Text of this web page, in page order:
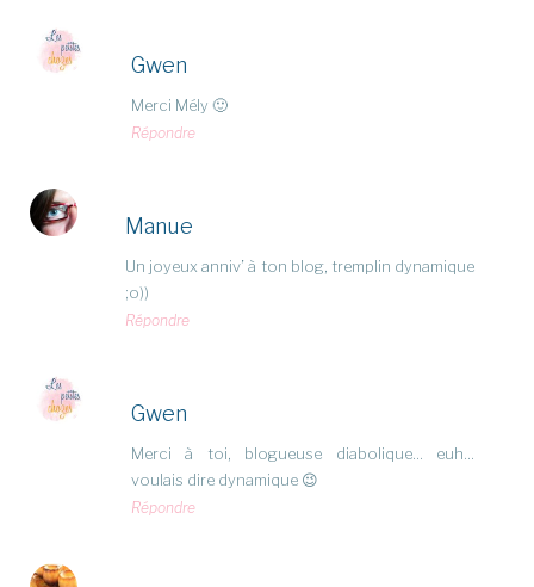
Gwen
Merci Mély 🙂
Répondre
Manue
Un joyeux anniv’ à ton blog, tremplin dynamique
;o))
Répondre
Gwen
Merci à toi, blogueuse diabolique… euh…
voulais dire dynamique 😉
Répondre